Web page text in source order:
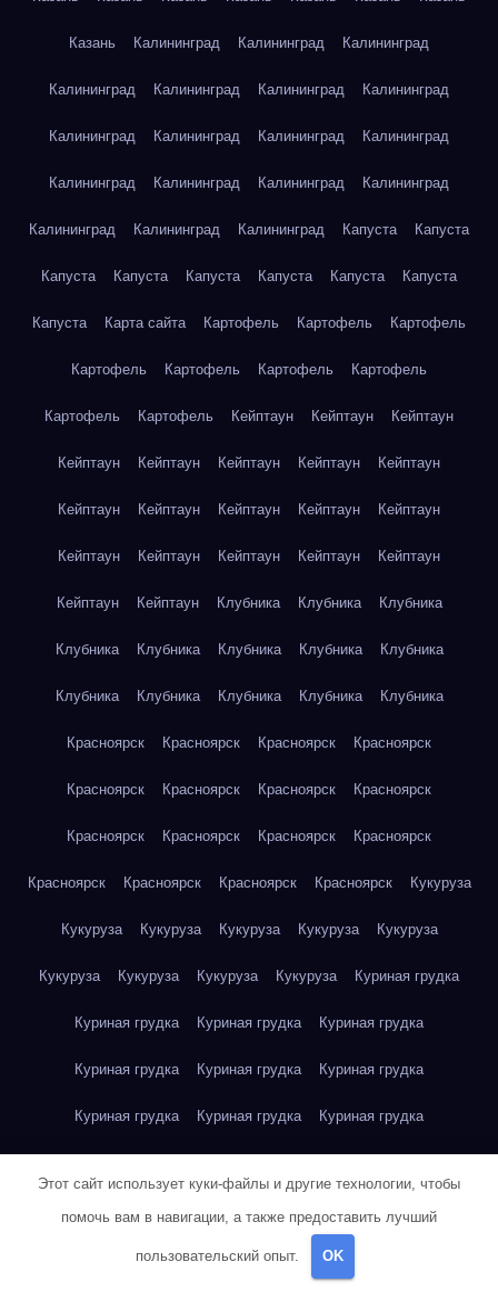
Казань Калининград Калининград Калининград
Калининград Калининград Калининград Калининград
Калининград Калининград Калининград Калининград
Калининград Калининград Калининград Калининград
Калининград Калининград Калининград Капуста Капуста
Капуста Капуста Капуста Капуста Капуста Капуста
Капуста Карта сайта Картофель Картофель Картофель
Картофель Картофель Картофель Картофель
Картофель Картофель Кейптаун Кейптаун Кейптаун
Кейптаун Кейптаун Кейптаун Кейптаун Кейптаун
Кейптаун Кейптаун Кейптаун Кейптаун Кейптаун
Кейптаун Кейптаун Кейптаун Кейптаун Кейптаун
Кейптаун Кейптаун Клубника Клубника Клубника
Клубника Клубника Клубника Клубника Клубника
Клубника Клубника Клубника Клубника Клубника
Красноярск Красноярск Красноярск Красноярск
Красноярск Красноярск Красноярск Красноярск
Красноярск Красноярск Красноярск Красноярск
Красноярск Красноярск Красноярск Красноярск Кукуруза
Кукуруза Кукуруза Кукуруза Кукуруза Кукуруза
Кукуруза Кукуруза Кукуруза Кукуруза Куриная грудка
Куриная грудка Куриная грудка Куриная грудка
Куриная грудка Куриная грудка Куриная грудка
Куриная грудка Куриная грудка Куриная грудка
Куриное яйцо
Куриное яйцо Куриное яйцо Куриное яйцо
Этот сайт использует куки-файлы и другие технологии, чтобы
помочь вам в навигации, а также предоставить лучший
пользовательский опыт. OK